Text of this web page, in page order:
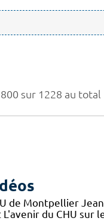
sur 1228 au total
de Montpellier
du CHU sur